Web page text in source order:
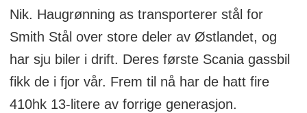
Nik. Haugrønning as transporterer stål for
Smith Stål over store deler av Østlandet, og
har sju biler i drift. Deres første Scania gassbil
fikk de i fjor vår. Frem til nå har de hatt fire
410hk 13-litere av forrige generasjon.